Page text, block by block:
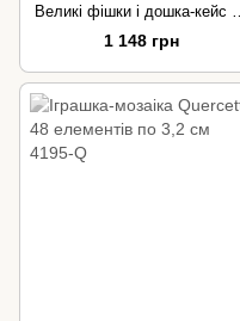
Великі фішки і дошка-кейс 46
мм 30 шт 4401-Q
1 148 грн